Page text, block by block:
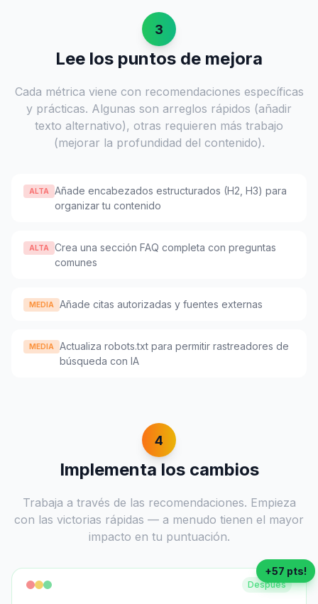
3
Lee los puntos de mejora
Cada métrica viene con recomendaciones específicas
y prácticas. Algunas son arreglos rápidos (añadir
texto alternativo), otras requieren más trabajo
(mejorar la profundidad del contenido).
ALTA
Añade encabezados estructurados (H2, H3) para
organizar tu contenido
ALTA
Crea una sección FAQ completa con preguntas
comunes
MEDIA Añade citas autorizadas y fuentes externas
MEDIA
Actualiza robots.txt para permitir rastreadores de
búsqueda con IA
4
Implementa los cambios
Trabaja a través de las recomendaciones. Empieza
con las victorias rápidas — a menudo tienen el mayor
impacto en tu puntuación.
Después
+57 pts!